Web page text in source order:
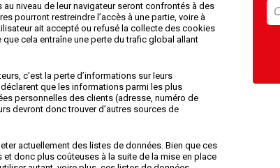
niveau de leur navigateur seront confrontés à des
pourront restreindre l’accès à une partie, voire à
ait accepté ou refusé la collecte des cookies
cela entraîne une perte du trafic global allant
c’est la perte d’informations sur leurs
que les informations parmi les plus
personnelles des clients (adresse, numéro de
devront donc trouver d’autres sources de
actuellement des listes de données. Bien que ces
donc plus coûteuses à la suite de la mise en place